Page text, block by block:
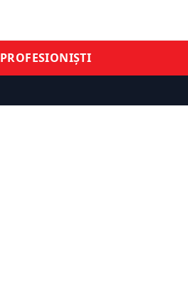
PROFESIONIȘTI